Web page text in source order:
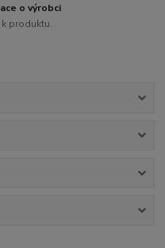
o výrobci
produktu.